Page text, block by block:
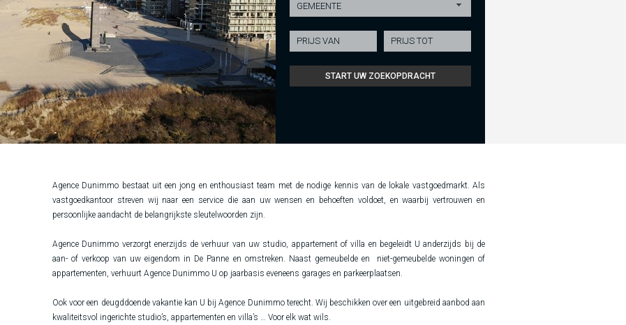
GEMEENTE
Agence Dunimmo bestaat uit een jong en enthousiast team met de nodige kennis van de lokale vastgoedmarkt. Als
vastgoedkantoor streven wij naar een service die aan uw wensen en behoeften voldoet, en waarbij vertrouwen en
persoonlijke aandacht de belangrijkste sleutelwoorden zijn.
Agence Dunimmo verzorgt enerzijds de verhuur van uw studio, appartement of villa en begeleidt U anderzijds bij de
aan- of verkoop van uw eigendom in De Panne en omstreken. Naast gemeubelde en niet-gemeubelde woningen of
appartementen, verhuurt Agence Dunimmo U op jaarbasis eveneens garages en parkeerplaatsen.
Ook voor een deugddoende vakantie kan U bij Agence Dunimmo terecht. Wij beschikken over een uitgebreid aanbod aan
kwaliteitsvol ingerichte studio’s, appartementen en villa’s … Voor elk wat wils.